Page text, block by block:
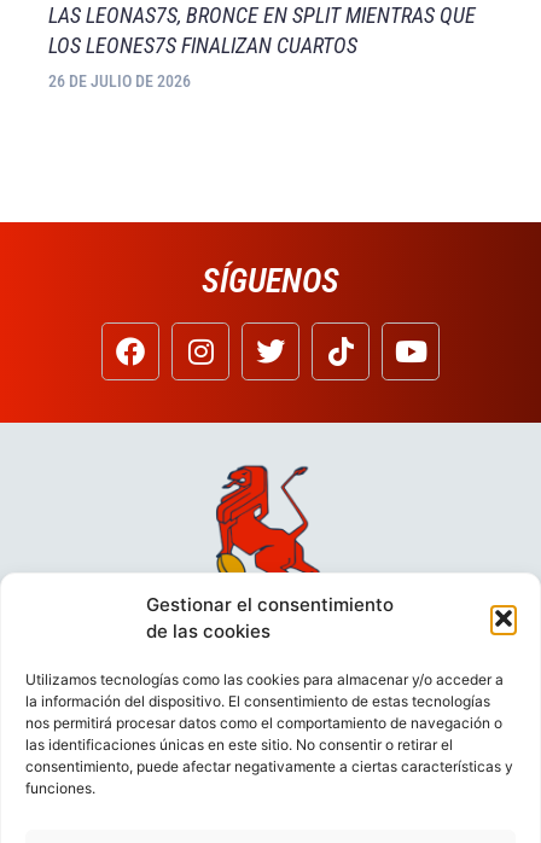
Gestionar el consentimiento
de las cookies
Utilizamos tecnologías como las cookies para almacenar y/o acceder a
la información del dispositivo. El consentimiento de estas tecnologías
nos permitirá procesar datos como el comportamiento de navegación o
las identificaciones únicas en este sitio. No consentir o retirar el
consentimiento, puede afectar negativamente a ciertas características y
funciones.
LAS LEONAS7S, BRONCE EN SPLIT MIENTRAS QUE
LOS LEONES7S FINALIZAN CUARTOS
26 DE JULIO DE 2026
SÍGUENOS